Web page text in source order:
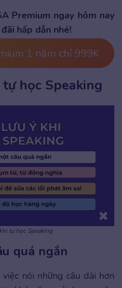
Premium ngay hôm nay
hấp dẫn nhé!
1 năm chỉ 999K
học Speaking
tự học Speaking
quá ngắn
nói những câu dài hơn